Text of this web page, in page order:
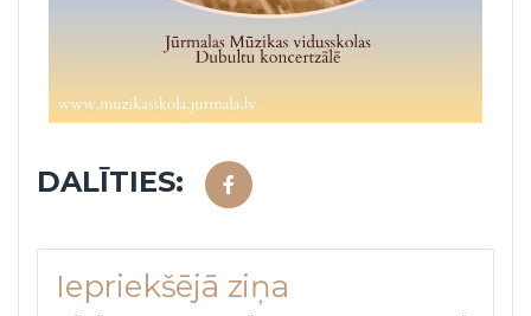
DALĪTIES:
Iepriekšējā ziņa